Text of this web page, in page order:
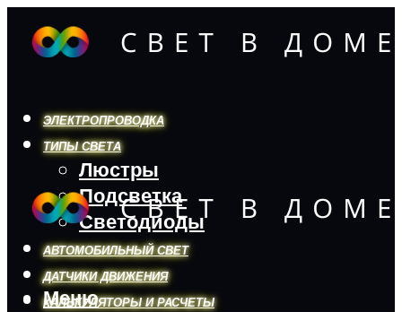
ЭЛЕКТРОПРОВОДКА
ТИПЫ СВЕТА
Люстры
Подсветка
Светодиоды
АВТОМОБИЛЬНЫЙ СВЕТ
ДАТЧИКИ ДВИЖЕНИЯ
КАЛЬКУЛЯТОРЫ И РАСЧЕТЫ
Меню